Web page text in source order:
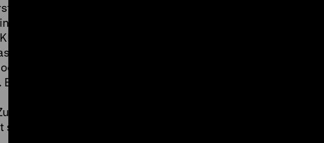
schwierig, es
mehrere Tage
Organisation
nicht zu, und
gelingt ihnen,
damals
Sujet.«